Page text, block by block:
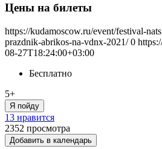
Цены на билеты
https://kudamoscow.ru/event/festival-
prazdnik-abrikos-na-vdnx-2021/ 0
08-27T18:24:00+03:00
Бесплатно
5+
Я пойду
13 нравится
2352 просмотра
Добавить в календарь